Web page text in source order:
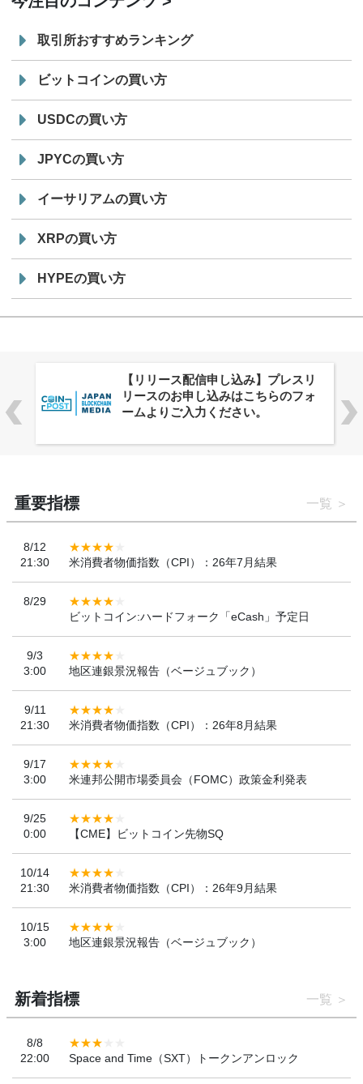
取引所おすすめランキング
ビットコインの買い方
USDCの買い方
JPYCの買い方
イーサリアムの買い方
XRPの買い方
HYPEの買い方
株式会社PlnX、アジア最大級のグロ
ーバルWeb3カンファレンス
「WebX2026」とのコラボレーショ
重要指標 一覧
8/12
21:30
米消費者物価指数（CPI）：26年7月結果
8/29
ビットコイン:ハードフォーク「eCash」予定日
9/3
3:00
地区連銀景況報告（ベージュブック）
9/11
21:30
米消費者物価指数（CPI）：26年8月結果
9/17
3:00
米連邦公開市場委員会（FOMC）政策金利発表
9/25
0:00
【CME】ビットコイン先物SQ
10/14
21:30
米消費者物価指数（CPI）：26年9月結果
10/15
3:00
地区連銀景況報告（ベージュブック）
新着指標 一覧
8/8
22:00
Space and Time（SXT）トークンアンロック